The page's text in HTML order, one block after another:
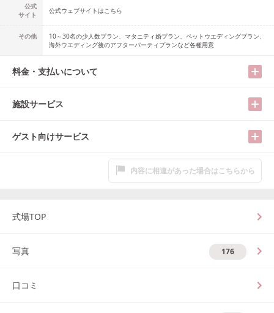
公式
サイト
公式ウェブサイトはこちら
その他
10～30名の少人数プラン、マタニティ婚プラン、ペットウエディングプラン、
海外ウエディング後のアフターパーティプランなど各種用意
料金・支払いについて
施設サービス
ゲスト向けサービス
内容に相違があった場合はこちらから
式場TOP
写真 176
口コミ